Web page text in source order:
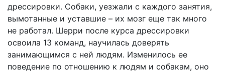
дрессировки. Собаки, уезжали с каждого занятия,
вымотанные и уставшие – их мозг еще так много
не работал. Шерри после курса дрессировки
освоила 13 команд, научилась доверять
занимающимся с ней людям. Изменилось ее
поведение по отношению к людям и собакам, оно